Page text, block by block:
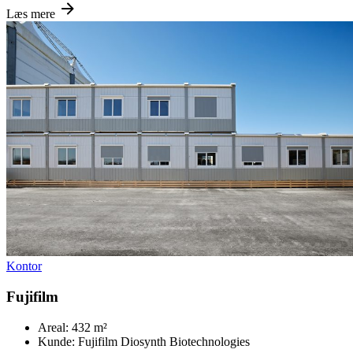
Læs mere
Kontor
Fujifilm
Areal: 432 m²
Kunde: Fujifilm Diosynth Biotechnologies